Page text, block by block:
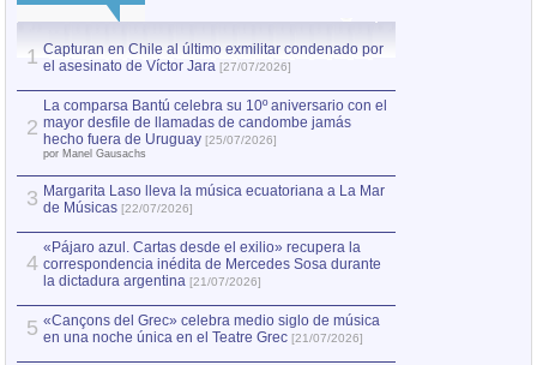
1 Capturan en Chile al último exmilitar condenado por
el asesinato de Víctor Jara [27/07/2026]
2
La comparsa Bantú celebra su 10º aniversario con el
mayor desfile de llamadas de candombe jamás
hecho fuera de Uruguay [25/07/2026]
por Manel Gausachs
3 Margarita Laso lleva la música ecuatoriana a La Mar
de Músicas [22/07/2026]
4
«Pájaro azul. Cartas desde el exilio» recupera la
correspondencia inédita de Mercedes Sosa durante
la dictadura argentina [21/07/2026]
5 «Cançons del Grec» celebra medio siglo de música
en una noche única en el Teatre Grec [21/07/2026]